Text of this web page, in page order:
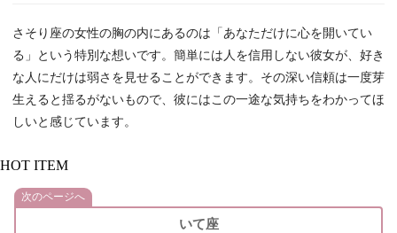
さそり座の女性の胸の内にあるのは「あなただけに心を開いてい
る」という特別な想いです。簡単には人を信用しない彼女が、好き
な人にだけは弱さを見せることができます。その深い信頼は一度芽
生えると揺るがないもので、彼にはこの一途な気持ちをわかってほ
しいと感じています。
HOT ITEM
次のページへ
いて座